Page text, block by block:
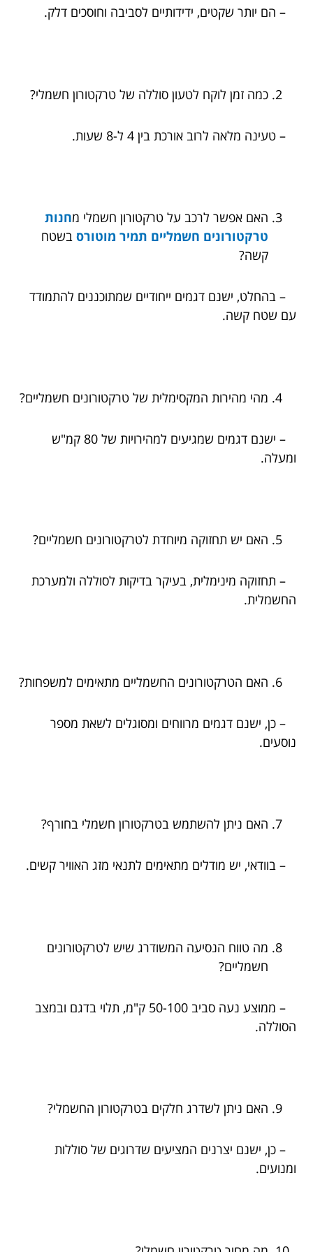
– הם יותר שקטים, ידידותיים לסביבה וחוסכים דלק.
כמה זמן לוקח לטעון סוללה של טרקטורון חשמלי?
– טעינה מלאה לרוב אורכת בין 4 ל-8 שעות.
האם אפשר לרכב על טרקטורון חשמלי מחנות
טרקטורונים חשמליים תמיר מוטורס בשטח
קשה?
– בהחלט, ישנם דגמים ייחודיים שמתוכננים להתמודד
עם שטח קשה.
מהי מהירות המקסימלית של טרקטורונים חשמליים?
– ישנם דגמים שמגיעים למהירויות של 80 קמ"ש
ומעלה.
האם יש תחזוקה מיוחדת לטרקטורונים חשמליים?
– תחזוקה מינימלית, בעיקר בדיקות לסוללה ולמערכת
החשמלית.
האם הטרקטורונים החשמליים מתאימים למשפחות?
– כן, ישנם דגמים מרווחים ומסוגלים לשאת מספר
נוסעים.
האם ניתן להשתמש בטרקטורון חשמלי בחורף?
– בוודאי, יש מודלים מתאימים לתנאי מזג האוויר קשים.
מה טווח הנסיעה המשודרג שיש לטרקטורונים
חשמליים?
– ממוצע נעה סביב 50-100 ק"מ, תלוי בדגם ובמצב
הסוללה.
האם ניתן לשדרג חלקים בטרקטורון החשמלי?
– כן, ישנם יצרנים המציעים שדרוגים של סוללות
ומנועים.